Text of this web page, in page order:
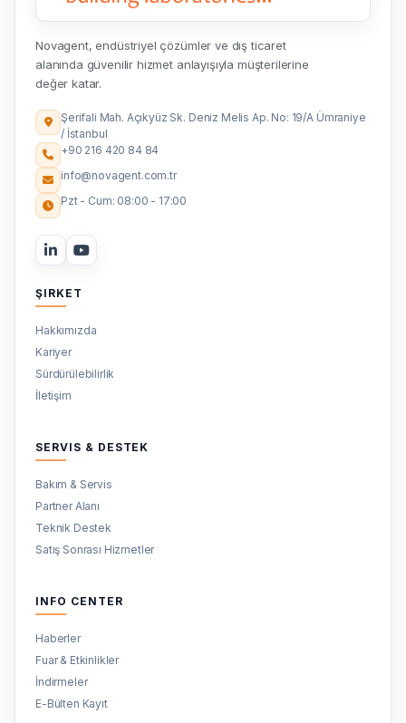
Novagent, endüstriyel çözümler ve dış ticaret
alanında güvenilir hizmet anlayışıyla müşterilerine
değer katar.
Şerifali Mah. Açıkyüz Sk. Deniz Melis Ap. No: 19/A Ümraniye
/ İstanbul
+90 216 420 84 84
info@novagent.com.tr
Pzt - Cum: 08:00 - 17:00
ŞIRKET
Hakkımızda
Kariyer
Sürdürülebilirlik
İletişim
SERVIS & DESTEK
Bakım & Servis
Partner Alanı
Teknik Destek
Satış Sonrası Hizmetler
INFO CENTER
Haberler
Fuar & Etkinlikler
İndirmeler
E-Bülten Kayıt